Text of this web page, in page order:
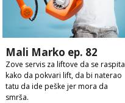
Mali Marko ep. 82
Zove servis za liftove da se raspita
kako da pokvari lift, da bi naterao
tatu da ide peške jer mora da
smrša.